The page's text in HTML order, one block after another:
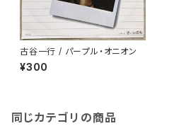
古谷一行 / パープル・オニオン
¥300
同じカテゴリの商品